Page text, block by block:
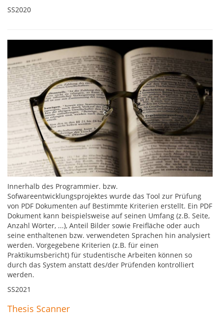
SS2020
Innerhalb des Programmier. bzw.
Sofwareentwicklungsprojektes wurde das Tool zur Prüfung
von PDF Dokumenten auf Bestimmte Kriterien erstellt. Ein PDF
Dokument kann beispielsweise auf seinen Umfang (z.B. Seite,
Anzahl Wörter, ...), Anteil Bilder sowie Freifläche oder auch
seine enthaltenen bzw. verwendeten Sprachen hin analysiert
werden. Vorgegebene Kriterien (z.B. für einen
Praktikumsbericht) für studentische Arbeiten können so
durch das System anstatt des/der Prüfenden kontrolliert
werden.
SS2021
Thesis Scanner